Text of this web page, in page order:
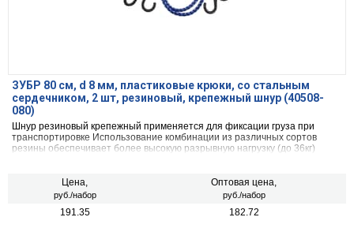
ЗУБР 80 см, d 8 мм, пластиковые крюки, со стальным
сердечником, 2 шт, резиновый, крепежный шнур (40508-
080)
Шнур резиновый крепежный применяется для фиксации груза при
транспортировке Использование комбинации из различных сортов
резины обеспечивает более высокую разрывную нагрузку (до 36кг)
Цена,
руб./набор
Оптовая цена,
руб./набор
191.35 182.72